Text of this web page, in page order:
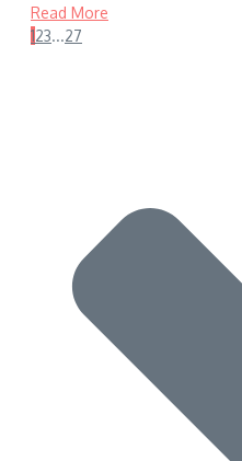
Read More
123...27